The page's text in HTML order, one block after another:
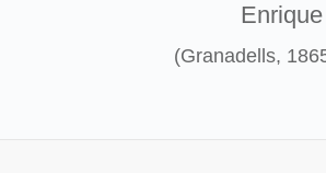
(Granadells,